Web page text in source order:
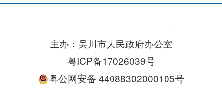
主办：吴川市人民政府办公室
粤ICP备17026039号
粤公网安备 44088302000105号